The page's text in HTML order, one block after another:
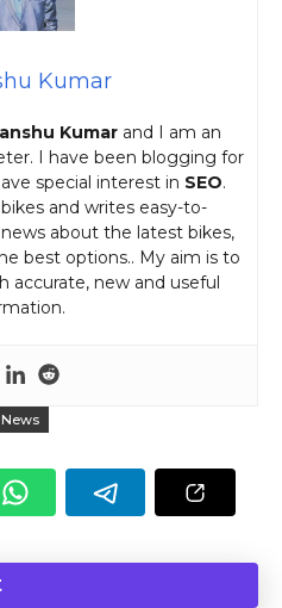
Kumar
Kumarand I am an
I have been blogging for
special interest in SEO.
and writes easy-to-
about the latest bikes,
best options.. My aim is to
accurate, new and useful